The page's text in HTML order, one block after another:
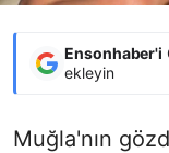
Ensonhaber'i
ekleyin
Muğla'nın